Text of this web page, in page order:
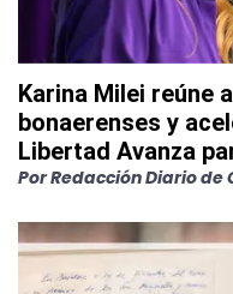
Karina Milei reúne
bonaerenses y
Libertad Avanza
PorRedacción Diario de